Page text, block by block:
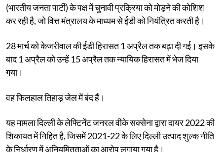
(भारतीय जनता पार्टी) के पक्ष में चुनावी प्रक्रिया को मोड़ने की कोशिश
कर रही है, जो वित्त मंत्रालय के माध्यम से ईडी को नियंत्रित करती है।
28 मार्च को केजरीवाल की ईडी हिरासत 1 अप्रैल तक बढ़ा दी गई। इसके
बाद 1 अप्रैल को उन्हें 15 अप्रैल तक न्यायिक हिरासत में भेज दिया
गया।
वह फिलहाल तिहाड़ जेल में बंद हैं।
यह मामला दिल्ली के लेफ्टिनेंट जनरल वीके सक्सेना द्वारा दायर 2022 की
शिकायत में निहित है, जिसमें 2021-22 के लिए दिल्ली उत्पाद शुल्क नीति
के निर्धारण में अनियमितताओं का आरोप लगाया गया है।